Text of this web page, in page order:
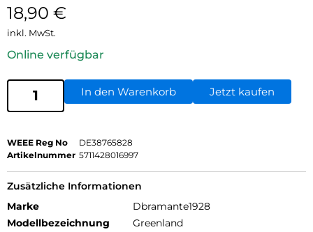
18,90 €
inkl. MwSt.
Online verfügbar
In den Warenkorb Jetzt kaufen
WEEE Reg No
DE38765828
Artikelnummer 5711428016997
Zusätzliche Informationen
Marke
Dbramante1928
Modellbezeichnung
Greenland